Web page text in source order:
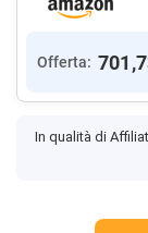
Offerta:
In qualità di